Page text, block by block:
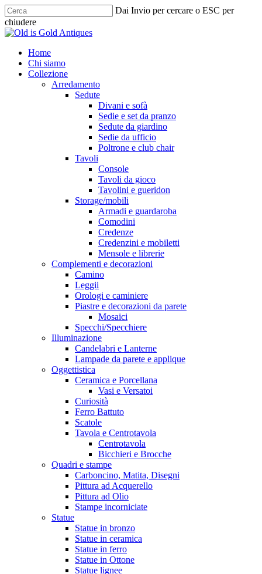
Skip
to
main
Dai Invio per cercare o ESC per
chiudere
Chiudi
cerca
Menu
Home
Chi siamo
Collezione
Arredamento
Sedute
Divani e sofà
Sedie e set da pranzo
Sedute da giardino
Sedie da ufficio
Poltrone e club chair
Tavoli
Console
Tavoli da gioco
Tavolini e gueridon
Storage/mobili
Armadi e guardaroba
Comodini
Credenze
Credenzini e mobiletti
Mensole e librerie
Complementi e decorazioni
Camino
Leggii
Orologi e caminiere
Piastre e decorazioni da parete
Mosaici
Specchi/Specchiere
Illuminazione
Candelabri e Lanterne
Lampade da parete e applique
Oggettistica
Ceramica e Porcellana
Vasi e Versatoi
Curiosità
Ferro Battuto
Scatole
Tavola e Centrotavola
Centrotavola
Bicchieri e Brocche
Quadri e stampe
Carboncino, Matita, Disegni
Pittura ad Acquerello
Pittura ad Olio
Stampe incorniciate
Statue
Statue in bronzo
Statue in ceramica
Statue in ferro
Statue in Ottone
Statue lignee